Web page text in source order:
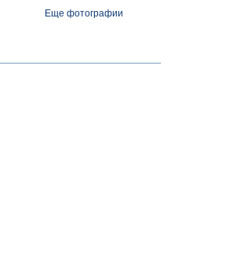
Еще фотографии